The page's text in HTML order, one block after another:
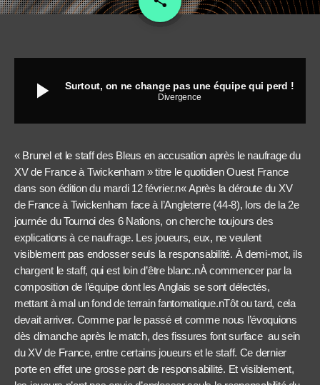
play_arrow Surtout, on ne change pas une équipe qui perd !
Divergence
« Brunel et le staff des Bleus en accusation après le naufrage du
XV de France à Twickenham » titre le quotidien Ouest France
dans son édition du mardi 12 février.n« Après la déroute du XV
de France à Twickenham face à l’Angleterre (44-8), lors de la 2e
journée du Tournoi des 6 Nations, on cherche toujours des
explications à ce naufrage. Les joueurs, eux, ne veulent
visiblement pas endosser seuls la responsabilité. À demi-mot, ils
chargent le staff, qui est loin d’être blanc.nÀ commencer par la
composition de l’équipe dont les Anglais se sont délectés,
mettant à mal un fond de terrain fantomatique.nTôt ou tard, cela
devait arriver. Comme par le passé et comme nous l’évoquions
dès dimanche après le match, des fissures font surface au sein
du XV de France, entre certains joueurs et le staff. Ce dernier
porte en effet une grosse part de responsabilité. Et visiblement,